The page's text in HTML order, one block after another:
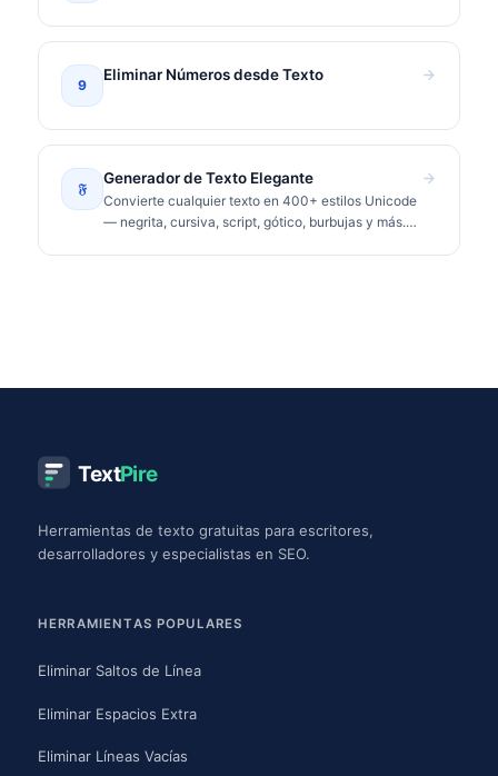
9
Eliminar Números desde Texto
𝔉
Generador de Texto Elegante
Convierte cualquier texto en 400+ estilos Unicode
— negrita, cursiva, script, gótico, burbujas y más.
TextPire
Herramientas de texto gratuitas para escritores,
desarrolladores y especialistas en SEO.
HERRAMIENTAS POPULARES
Eliminar Saltos de Línea
Eliminar Espacios Extra
Eliminar Líneas Vacías